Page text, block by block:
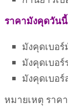
ราคามังคุดวัน
มังคุดเบอ
มังคุดเบอร์
มังคุดเบอร์
หมายเหตุ ราค